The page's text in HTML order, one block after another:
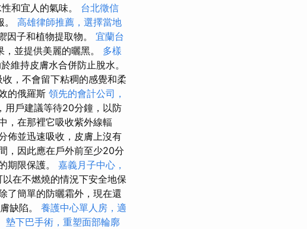
和宜人的氣味。 台北徵信
高雄律師推薦，選擇當地
因子和植物提取物。 宜蘭台
並提供美麗的曬黑。 多樣
維持皮膚水合併防止脫水。
，不會留下粘稠的感覺和柔
的俄羅斯 領先的會計公司，
用戶建議等待20分鐘，以防
，在那裡它吸收紫外線輻
佈並迅速吸收，皮膚上沒有
，因此應在戶外前至少20分
期限保護。 嘉義月子中心，
在不燃燒的情況下安全地保
了簡單的防曬霜外，現在還
缺陷。 養護中心單人房，適
墊下巴手術，重塑面部輪廓